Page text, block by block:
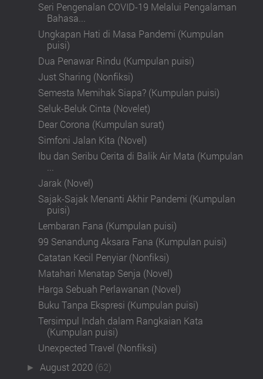
Seri Pengenalan COVID-19 Melalui Pengalaman
Bahasa...
Ungkapan Hati di Masa Pandemi (Kumpulan
puisi)
Dua Penawar Rindu (Kumpulan puisi)
Just Sharing (Nonfiksi)
Semesta Memihak Siapa? (Kumpulan puisi)
Seluk-Beluk Cinta (Novelet)
Dear Corona (Kumpulan surat)
Simfoni Jalan Kita (Novel)
Ibu dan Seribu Cerita di Balik Air Mata (Kumpulan
...
Jarak (Novel)
Sajak-Sajak Menanti Akhir Pandemi (Kumpulan
puisi)
Lembaran Fana (Kumpulan puisi)
99 Senandung Aksara Fana (Kumpulan puisi)
Catatan Kecil Penyiar (Nonfiksi)
Matahari Menatap Senja (Novel)
Harga Sebuah Perlawanan (Novel)
Buku Tanpa Ekspresi (Kumpulan puisi)
Tersimpul Indah dalam Rangkaian Kata
(Kumpulan puisi)
Unexpected Travel (Nonfiksi)
►August 2020 (62)